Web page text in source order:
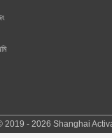
© 2019 - 2026